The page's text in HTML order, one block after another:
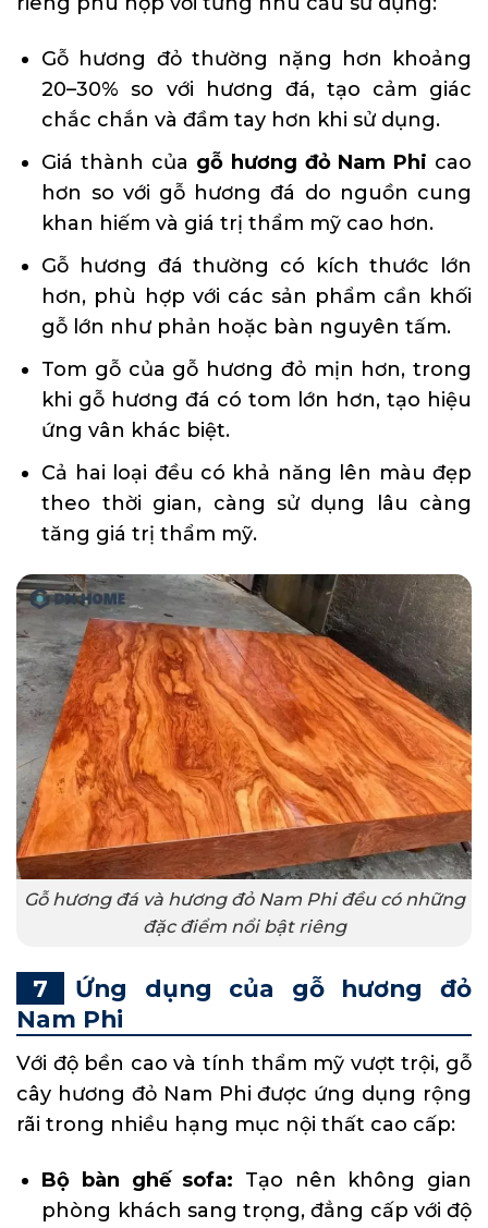
Gỗ hương đỏ thường nặng hơn khoảng
20–30% so với hương đá, tạo cảm giác
chắc chắn và đầm tay hơn khi sử dụng.
Giá thành của gỗ hương đỏ Nam Phi cao
hơn so với gỗ hương đá do nguồn cung
khan hiếm và giá trị thẩm mỹ cao hơn.
Gỗ hương đá thường có kích thước lớn
hơn, phù hợp với các sản phẩm cần khối
gỗ lớn như phản hoặc bàn nguyên tấm.
Tom gỗ của gỗ hương đỏ mịn hơn, trong
khi gỗ hương đá có tom lớn hơn, tạo hiệu
ứng vân khác biệt.
Cả hai loại đều có khả năng lên màu đẹp
theo thời gian, càng sử dụng lâu càng
tăng giá trị thẩm mỹ.
Gỗ hương đá và hương đỏ Nam Phi đều có những
đặc điểm nổi bật riêng
Ứng dụng của gỗ hương đỏ
Nam Phi
Với độ bền cao và tính thẩm mỹ vượt trội, gỗ
cây hương đỏ Nam Phi được ứng dụng rộng
rãi trong nhiều hạng mục nội thất cao cấp:
Bộ bàn ghế sofa: Tạo nên không gian
phòng khách sang trọng, đẳng cấp với độ